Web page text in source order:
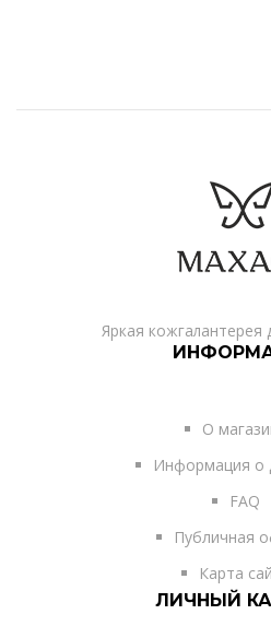
Яркая кожгалантерея
О
Информация о
FAQ
Публичная
Карта
ЛИЧНЫЙ